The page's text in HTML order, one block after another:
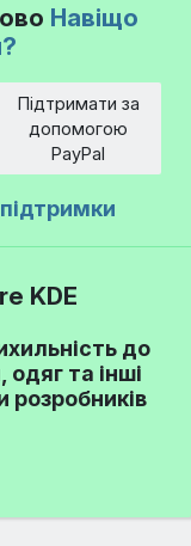
Навіщо
Підтримати за
допомогою
PayPal
KDE
до
та інші